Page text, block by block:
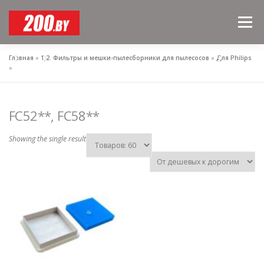
content
Menu
Главная » 1,2. Фильтры и мешки-пылесборники для пылесосов » Для Philips
»
FC52**, FC58**
Showing the single result